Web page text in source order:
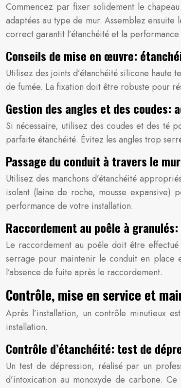
Commencez par fixer solidement le
adaptées au type de mur. Assemblez ensuite
correct garantit l’étanchéité et la performance
Conseils de mise en œuvre:
Utilisez des joints d’étanchéité silicone
de fumée. La fixation doit être robuste pour
Gestion des angles et des coudes:
Si nécessaire, utilisez des coudes et des té
parfaite étanchéité. Évitez les angles trop
Passage du conduit à travers le
Utilisez des manchons d’étanchéité
isolant (laine de roche, mousse expansive)
performance de votre installation.
Raccordement au poêle à
Le raccordement au poêle doit être
serrage pour maintenir le conduit en place
l’absence de fuite après le raccordement.
Contrôle, mise en service et
Après l’installation, un contrôle minutieux
installation.
Contrôle d’étanchéité: test de
Un test de dépression, réalisé par un
d’intoxication au monoxyde de carbone.